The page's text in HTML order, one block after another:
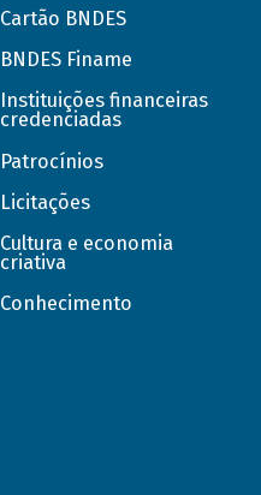
Cartão BNDES
BNDES Finame
Instituições financeiras
credenciadas
Patrocínios
Licitações
Cultura e economia
criativa
Conhecimento